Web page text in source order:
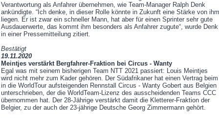
Verantwortung als Anfahrer übernehmen, wie Team-Manager Ralph Denk
ankündigte. “Ich denke, in dieser Rolle könnte in Zukunft eine Stärke von ihm
liegen. Er ist zwar ein schneller Mann, hat aber für einen Sprinter sehr gute
Ausdauerwerte, das kommt ihm besonders als Anfahrer zugute“, wurde Denk
in einer Pressemitteilung zitiert.
Bestätigt
19.11.2020
Meintjes verstärkt Bergfahrer-Fraktion bei Circus - Wanty
Egal was mit seinem bisherigen Team NTT 2021 passiert: Louis Meintjes
wird nicht mehr zum Kader gehören. Der Südafrikaner hat einen Vertrag beim
in die WorldTour aufsteigenden Rennstall Circus - Wanty Gobert aus Belgien
unterschrieben, der die WorldTeam-Lizenz des ausscheidenden Teams CCC
übernommen hat. Der 28-Jährige verstärkt damit die Kletterer-Fraktion der
Belgier, zu der auch der 23-jährige Deutsche Georg Zimmermann gehört.